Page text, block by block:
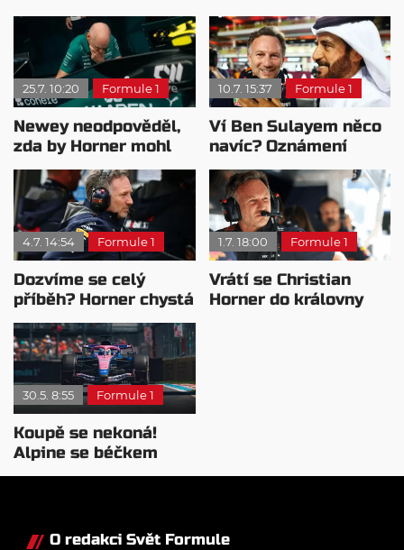
25.7. 10:20 Formule 1
Newey neodpověděl,
zda by Horner mohl
přijít do Aston
Martinu
10.7. 15:37 Formule 1
Ví Ben Sulayem něco
navíc? Oznámení
nechává na Hornerovi
4.7. 14:54 Formule 1
Dozvíme se celý
příběh? Horner chystá
knihu o časech v Red
Bullu
1.7. 18:00 Formule 1
Vrátí se Christian
Horner do královny
30.5. 8:55 Formule 1
Koupě se nekoná!
Alpine se béčkem
Mercedesu nejspíš
O redakci Svět Formule